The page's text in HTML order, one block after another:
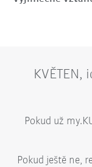
KVĚTEN,
Pokud už
Pokud ještě ne,